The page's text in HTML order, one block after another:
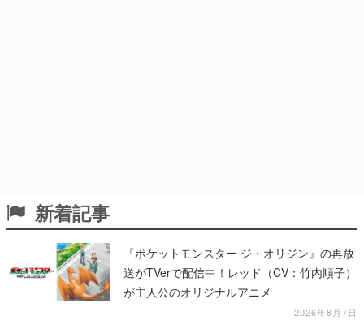
新着記事
『ポケットモンスター ジ・オリジン』の再放
送がTVerで配信中！レッド（CV：竹内順子）
が主人公のオリジナルアニメ
2026年8月7日